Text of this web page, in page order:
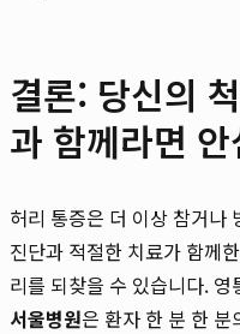
결론: 당신의
과 함께라면
허리 통증은 더 이상 참거나
진단과 적절한 치료가 함께
리를 되찾을 수 있습니다.
서울병원은 환자 한 분 한